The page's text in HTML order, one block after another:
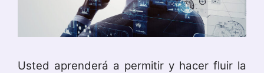
Usted aprenderá a permitir y hacer fluir la